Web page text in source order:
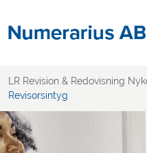
Granskningsuppdrag
Skatt
LR Revision & Redovisning
Revisorsintyg